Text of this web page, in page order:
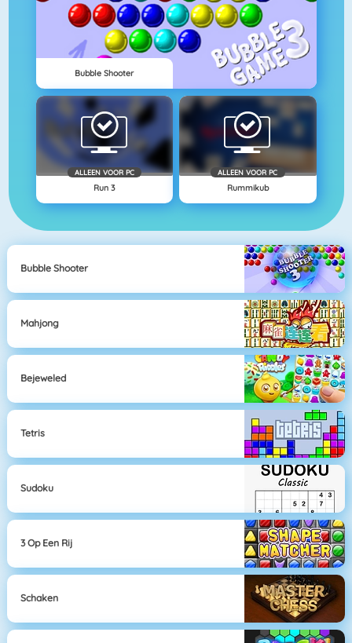
Bubble Shooter
ALLEEN VOOR PC
Run 3
ALLEEN VOOR PC
Rummikub
Bubble Shooter
Mahjong
Bejeweled
Tetris
Sudoku
3 Op Een Rij
Schaken